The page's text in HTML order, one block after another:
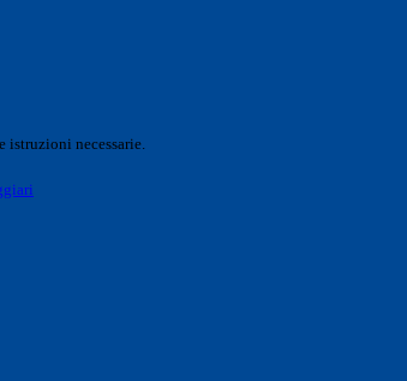
istruzioni necessarie.